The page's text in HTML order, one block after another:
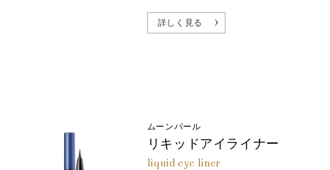
詳しく見る
ムーンパール
リキッドアイライナー
liquid eye liner